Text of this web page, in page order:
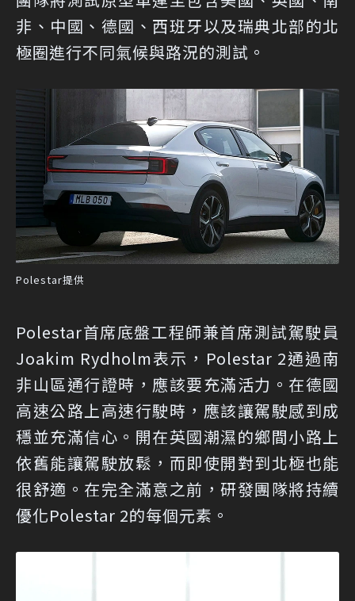
非、中國、德國、西班牙以及瑞典北部的北
極圈進行不同氣候與路況的測試。
Polestar提供
Polestar首席底盤工程師兼首席測試駕駛員
Joakim Rydholm表示，Polestar 2通過南
非山區通行證時，應該要充滿活力。在德國
高速公路上高速行駛時，應該讓駕駛感到成
穩並充滿信心。開在英國潮濕的鄉間小路上
依舊能讓駕駛放鬆，而即使開對到北極也能
很舒適。在完全滿意之前，研發團隊將持續
優化Polestar 2的每個元素。